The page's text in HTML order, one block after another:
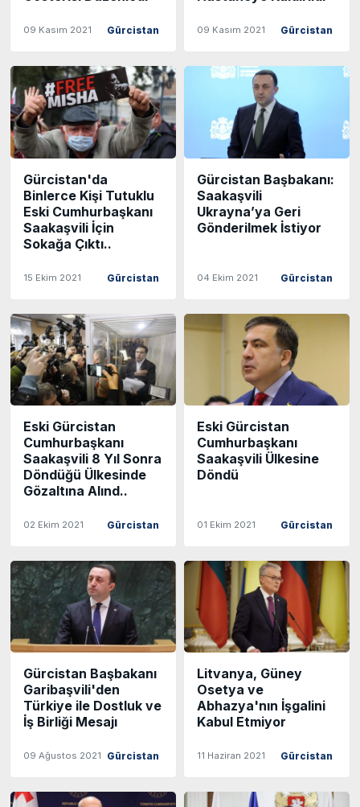
09 Kasım 2021 Gürcistan 09 Kasım 2021 Gürcistan
Gürcistan'da
Binlerce Kişi Tutuklu
Eski Cumhurbaşkanı
Saakaşvili İçin
Sokağa Çıktı..
15 Ekim 2021 Gürcistan
Gürcistan Başbakanı:
Saakaşvili
Ukrayna’ya Geri
Gönderilmek İstiyor
04 Ekim 2021 Gürcistan
Eski Gürcistan
Cumhurbaşkanı
Saakaşvili 8 Yıl Sonra
Döndüğü Ülkesinde
Gözaltına Alınd..
02 Ekim 2021 Gürcistan
Eski Gürcistan
Cumhurbaşkanı
Saakaşvili Ülkesine
Döndü
01 Ekim 2021 Gürcistan
Gürcistan Başbakanı
Garibaşvili'den
Türkiye ile Dostluk ve
İş Birliği Mesajı
09 Ağustos 2021 Gürcistan
Litvanya, Güney
Osetya ve
Abhazya'nın İşgalini
Kabul Etmiyor
11 Haziran 2021 Gürcistan